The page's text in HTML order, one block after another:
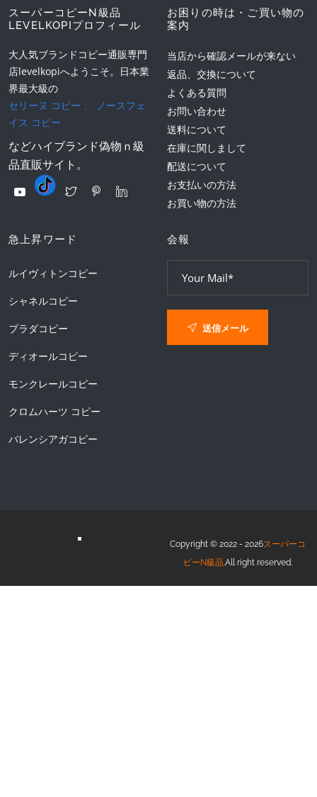
スーパーコピーN級品
LEVELKOPIプロフィール
大人気ブランドコピー通販専門
店levelkopiへようこそ。日本業
界最大級の
セリーヌ コピー 、
ノースフェ
イス コピー
などハイブランド偽物ｎ級
品直販サイト。
お困りの時は・ご買い物の
案内
当店から確認メールが来ない
返品、交換について
よくある質問
お問い合わせ
送料について
在庫に関しまして
配送について
お支払いの方法
お買い物の方法
急上昇ワード
ルイヴィトンコピー
シャネルコピー
プラダコピー
ディオールコピー
モンクレールコピー
クロムハーツ コピー
バレンシアガコピー
会報
送信メール
Copyright © 2022 - 2026スーパーコ
ピーN級品.All right reserved.